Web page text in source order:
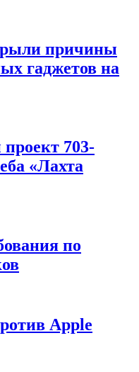
причины
гаджетов на
703-
«Лахта
по
Apple